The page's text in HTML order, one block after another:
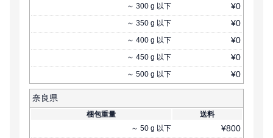
～ 300 g 以下 ¥0
～ 350 g 以下 ¥0
～ 400 g 以下 ¥0
～ 450 g 以下 ¥0
～ 500 g 以下 ¥0
奈良県
梱包重量
送料
～ 50 g 以下 ¥800